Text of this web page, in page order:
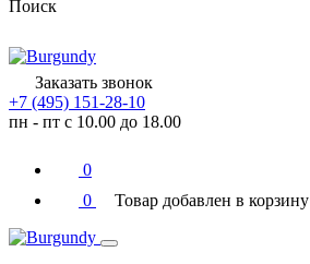
Поиск
Заказать звонок
+7 (495) 151-28-10
пн - пт с 10.00 до 18.00
0
0
Товар добавлен в корзину